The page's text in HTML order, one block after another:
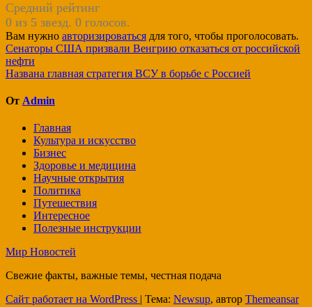
Средний рейтинг
0 из 5 звезд. 0 голосов.
Вам нужно авторизироваться для того, чтобы проголосовать.
Навигация
по
Сенаторы США призвали Венгрию отказаться от российской
нефти
Названа главная стратегия ВСУ в борьбе с Россией
От Admin
Главная
Культура и искусство
Бизнес
Здоровье и медицина
Научные открытия
Политика
Путешествия
Интересное
Полезные инструкции
Мир Новостей
Свежие факты, важные темы, честная подача
Сайт работает на WordPress | Тема: Newsup, автор Themeansar